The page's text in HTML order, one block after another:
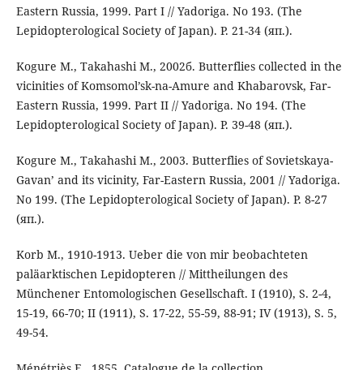
Eastern Russia, 1999. Part I // Yadoriga. No 193. (The
Lepidopterological Society of Japan). P. 21-34 (яп.).
Kogure M., Takahashi M., 2002б. Butterflies collected in the
vicinities of Komsomol’sk-na-Amure and Khabarovsk, Far-
Eastern Russia, 1999. Part II // Yadoriga. No 194. (The
Lepidopterological Society of Japan). P. 39-48 (яп.).
Kogure M., Takahashi M., 2003. Butterflies of Sovietskaya-
Gavan’ and its vicinity, Far-Eastern Russia, 2001 // Yadoriga.
No 199. (The Lepidopterological Society of Japan). P. 8-27
(яп.).
Korb M., 1910-1913. Ueber die von mir beobachteten
paläarktischen Lepidopteren // Mittheilungen des
Münchener Entomologischen Gesellschaft. I (1910), S. 2-4,
15-19, 66-70; II (1911), S. 17-22, 55-59, 88-91; IV (1913), S. 5,
49-54.